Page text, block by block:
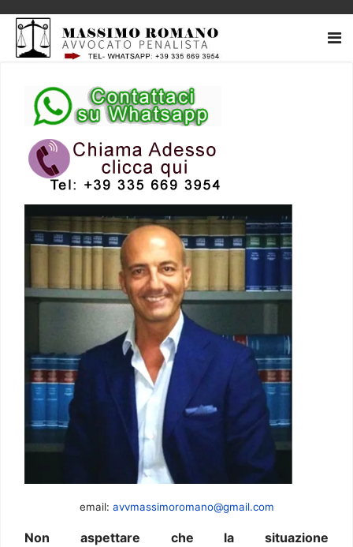
email: avvmassimoromano@gmail.com
Non aspettare che la situazione